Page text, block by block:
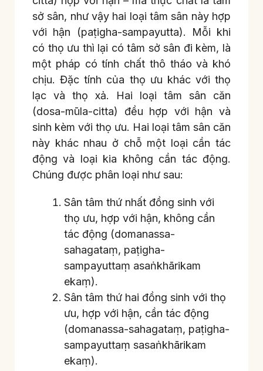
sở sân, như vậy hai loại tâm sân này hợp
với hận (paṭigha-sampayutta). Mỗi khi
có thọ ưu thì lại có tâm sở sân đi kèm, là
một pháp có tính chất thô tháo và khó
chịu. Đặc tính của thọ ưu khác với thọ
lạc và thọ xả. Hai loại tâm sân căn
(dosa-mūla-citta) đều hợp với hận và
sinh kèm với thọ ưu. Hai loại tâm sân căn
này khác nhau ở chỗ một loại cần tác
động và loại kia không cần tác động.
Chúng được phân loại như sau:
Sân tâm thứ nhất đồng sinh với
thọ ưu, hợp với hận, không cần
tác động (domanassa-
sahagataṃ, paṭigha-
sampayuttaṃ asaṅkhārikam
ekaṃ).
Sân tâm thứ hai đồng sinh với thọ
ưu, hợp với hận, cần tác động
(domanassa-sahagataṃ, paṭigha-
sampayuttaṃ sasaṅkhārikam
ekaṃ).